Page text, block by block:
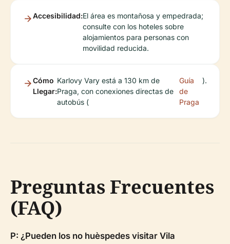
Accesibilidad:El área es montañosa y empedrada;
consulte con los hoteles sobre
alojamientos para personas con
movilidad reducida.
Cómo
Llegar:
Karlovy Vary está a 130 km de
Praga, con conexiones directas de
autobús (
Guía
de
Praga
).
Preguntas Frecuentes
(FAQ)
P: ¿Pueden los no huèspedes visitar Vila